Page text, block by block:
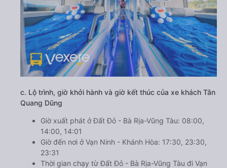
c. Lộ trình, giờ khởi hành và giờ kết thúc của xe khách Tân
Quang Dũng
Giờ xuất phát ở Đất Đỏ - Bà Rịa-Vũng Tàu: 08:00,
14:00, 14:01
Giờ đến nơi ở Vạn Ninh - Khánh Hòa: 17:30, 23:30,
23:31
Thời gian chạy từ Đất Đỏ - Bà Rịa-Vũng Tàu đi Vạn